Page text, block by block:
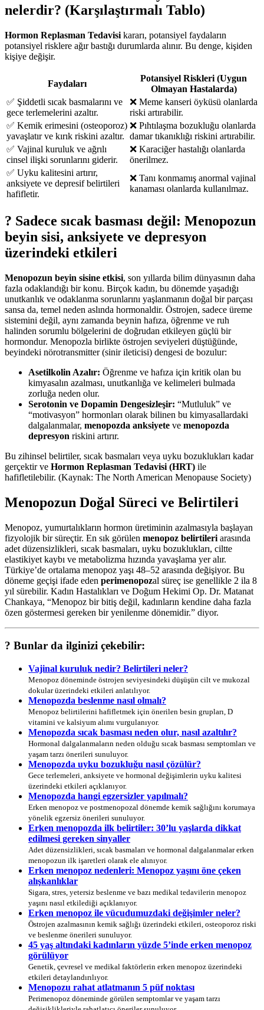
nelerdir? (Karşılaştırmalı Tablo)
Hormon Replasman Tedavisi kararı, potansiyel faydaların
potansiyel risklere ağır bastığı durumlarda alınır. Bu denge, kişiden
kişiye değişir.
Faydaları
Potansiyel Riskleri (Uygun
Olmayan Hastalarda)
✅ Şiddetli sıcak basmalarını ve
gece terlemelerini azaltır.
❌ Meme kanseri öyküsü olanlarda
riski artırabilir.
✅ Kemik erimesini (osteoporoz)
yavaşlatır ve kırık riskini azaltır.
❌ Pıhtılaşma bozukluğu olanlarda
damar tıkanıklığı riskini artırabilir.
✅ Vajinal kuruluk ve ağrılı
cinsel ilişki sorunlarını giderir.
❌ Karaciğer hastalığı olanlarda
önerilmez.
✅ Uyku kalitesini artırır,
anksiyete ve depresif belirtileri
hafifletir.
❌ Tanı konmamış anormal vajinal
kanaması olanlarda kullanılmaz.
? Sadece sıcak basması değil: Menopozun
beyin sisi, anksiyete ve depresyon
üzerindeki etkileri
Menopozun beyin sisine etkisi, son yıllarda bilim dünyasının daha
fazla odaklandığı bir konu. Birçok kadın, bu dönemde yaşadığı
unutkanlık ve odaklanma sorunlarını yaşlanmanın doğal bir parçası
sansa da, temel neden aslında hormonaldir. Östrojen, sadece üreme
sistemini değil, aynı zamanda beynin hafıza, öğrenme ve ruh
halinden sorumlu bölgelerini de doğrudan etkileyen güçlü bir
hormondur. Menopozla birlikte östrojen seviyeleri düştüğünde,
beyindeki nörotransmitter (sinir ileticisi) dengesi de bozulur:
Asetilkolin Azalır: Öğrenme ve hafıza için kritik olan bu
kimyasalın azalması, unutkanlığa ve kelimeleri bulmada
zorluğa neden olur.
Serotonin ve Dopamin Dengesizleşir: “Mutluluk” ve
“motivasyon” hormonları olarak bilinen bu kimyasallardaki
dalgalanmalar, menopozda anksiyete ve menopozda
depresyon riskini artırır.
Bu zihinsel belirtiler, sıcak basmaları veya uyku bozuklukları kadar
gerçektir ve Hormon Replasman Tedavisi (HRT) ile
hafifletilebilir. (Kaynak: The North American Menopause Society)
Menopozun Doğal Süreci ve Belirtileri
Menopoz, yumurtalıkların hormon üretiminin azalmasıyla başlayan
fizyolojik bir süreçtir. En sık görülen menopoz belirtileri arasında
adet düzensizlikleri, sıcak basmaları, uyku bozuklukları, ciltte
elastikiyet kaybı ve metabolizma hızında yavaşlama yer alır.
Türkiye’de ortalama menopoz yaşı 48–52 arasında değişiyor. Bu
döneme geçişi ifade eden perimenopozal süreç ise genellikle 2 ila 8
yıl sürebilir. Kadın Hastalıkları ve Doğum Hekimi Op. Dr. Matanat
Chankaya, “Menopoz bir bitiş değil, kadınların kendine daha fazla
özen göstermesi gereken bir yenilenme dönemidir.” diyor.
? Bunlar da ilginizi çekebilir:
Vajinal kuruluk nedir? Belirtileri neler?
Menopoz döneminde östrojen seviyesindeki düşüşün cilt ve mukozal
dokular üzerindeki etkileri anlatılıyor.
Menopozda beslenme nasıl olmalı?
Menopoz belirtilerini hafifletmek için önerilen besin grupları, D
vitamini ve kalsiyum alımı vurgulanıyor.
Menopozda sıcak basması neden olur, nasıl azaltılır?
Hormonal dalgalanmaların neden olduğu sıcak basması semptomları ve
yaşam tarzı önerileri sunuluyor.
Menopozda uyku bozukluğu nasıl çözülür?
Gece terlemeleri, anksiyete ve hormonal değişimlerin uyku kalitesi
üzerindeki etkileri açıklanıyor.
Menopozda hangi egzersizler yapılmalı?
Erken menopoz ve postmenopozal dönemde kemik sağlığını korumaya
yönelik egzersiz önerileri sunuluyor.
Erken menopozda ilk belirtiler: 30’lu yaşlarda dikkat
edilmesi gereken sinyaller
Adet düzensizlikleri, sıcak basmaları ve hormonal dalgalanmalar erken
menopozun ilk işaretleri olarak ele alınıyor.
Erken menopoz nedenleri: Menopoz yaşını öne çeken
alışkanlıklar
Sigara, stres, yetersiz beslenme ve bazı medikal tedavilerin menopoz
yaşını nasıl etkilediği açıklanıyor.
Erken menopoz ile vücudumuzdaki değişimler neler?
Östrojen azalmasının kemik sağlığı üzerindeki etkileri, osteoporoz riski
ve beslenme önerileri sunuluyor.
45 yaş altındaki kadınların yüzde 5’inde erken menopoz
görülüyor
Genetik, çevresel ve medikal faktörlerin erken menopoz üzerindeki
etkileri detaylandırılıyor.
Menopozu rahat atlatmanın 5 püf noktası
Perimenopoz döneminde görülen semptomlar ve yaşam tarzı